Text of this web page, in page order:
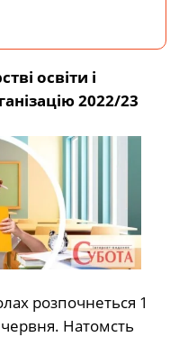
освіти і
2022/23
розпочнеться 1
Натомсть